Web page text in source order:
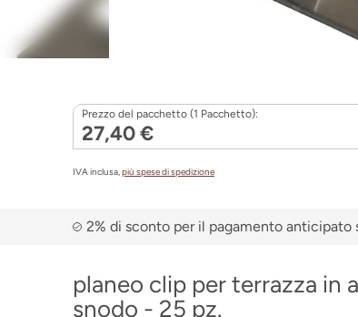
Prezzo del pacchetto (1 Pacchetto):
27,40 €
IVA inclusa,più spese di spedizione
2% di sconto per il pagamento
planeo clip per terrazza in
snodo - 25 pz.